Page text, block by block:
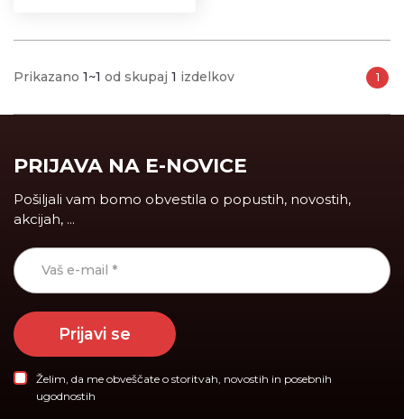
Prikazano 1~1 od skupaj 1 izdelkov 1
PRIJAVA NA E-NOVICE
Pošiljali vam bomo obvestila o popustih, novostih,
akcijah, ...
Prijavi se
Želim, da me obveščate o storitvah, novostih in posebnih
ugodnostih